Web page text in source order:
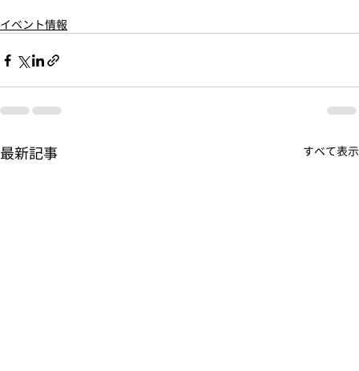
イベント情報
最新記事 すべて表示